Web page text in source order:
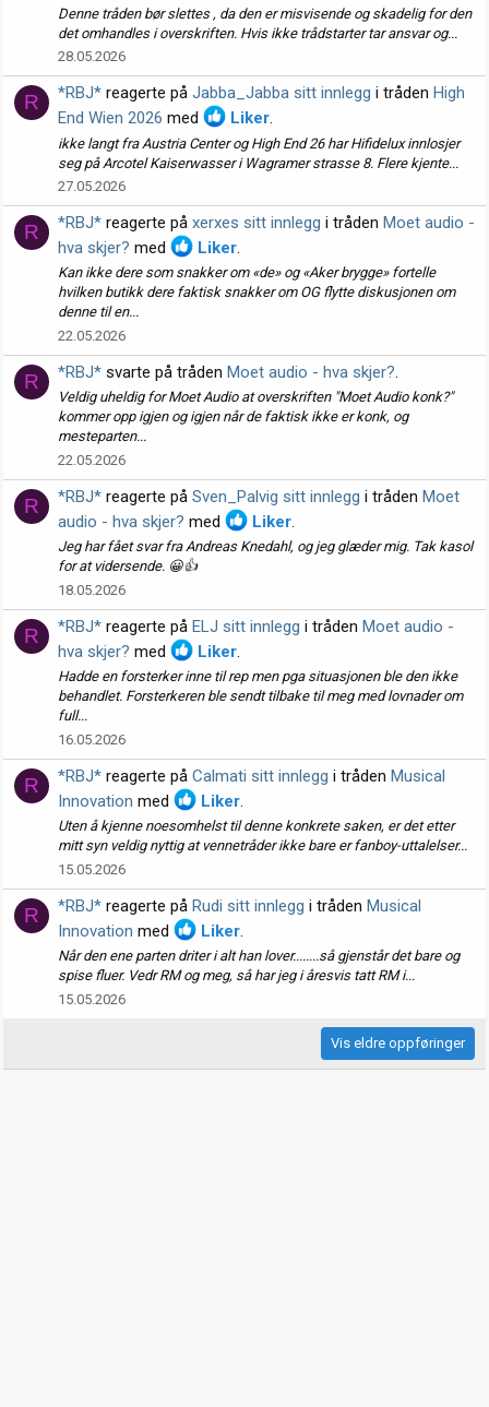
Denne tråden bør slettes , da den er misvisende og skadelig for den
det omhandles i overskriften. Hvis ikke trådstarter tar ansvar og...
28.05.2026
R *RBJ* reagerte på Jabba_Jabba sitt innlegg i tråden High
End Wien 2026 med Liker.
ikke langt fra Austria Center og High End 26 har Hifidelux innlosjer
seg på Arcotel Kaiserwasser i Wagramer strasse 8. Flere kjente...
27.05.2026
R *RBJ* reagerte på xerxes sitt innlegg i tråden Moet audio -
hva skjer? med Liker.
Kan ikke dere som snakker om «de» og «Aker brygge» fortelle
hvilken butikk dere faktisk snakker om OG flytte diskusjonen om
denne til en...
22.05.2026
R *RBJ* svarte på tråden Moet audio - hva skjer?.
Veldig uheldig for Moet Audio at overskriften "Moet Audio konk?"
kommer opp igjen og igjen når de faktisk ikke er konk, og
mesteparten...
22.05.2026
R *RBJ* reagerte på Sven_Palvig sitt innlegg i tråden Moet
audio - hva skjer? med Liker.
Jeg har fået svar fra Andreas Knedahl, og jeg glæder mig. Tak kasol
for at vidersende. 😀👍
18.05.2026
R *RBJ* reagerte på ELJ sitt innlegg i tråden Moet audio -
hva skjer? med Liker.
Hadde en forsterker inne til rep men pga situasjonen ble den ikke
behandlet. Forsterkeren ble sendt tilbake til meg med lovnader om
full...
16.05.2026
R *RBJ* reagerte på Calmati sitt innlegg i tråden Musical
Innovation med Liker.
Uten å kjenne noesomhelst til denne konkrete saken, er det etter
mitt syn veldig nyttig at vennetråder ikke bare er fanboy-uttalelser...
15.05.2026
R *RBJ* reagerte på Rudi sitt innlegg i tråden Musical
Innovation med Liker.
Når den ene parten driter i alt han lover........så gjenstår det bare og
spise fluer. Vedr RM og meg, så har jeg i åresvis tatt RM i...
15.05.2026
Vis eldre oppføringer